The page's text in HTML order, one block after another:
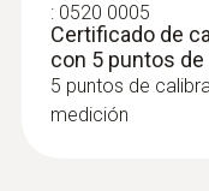
: 0520 0005
Certificado de
con 5 puntos
5 puntos de
medición